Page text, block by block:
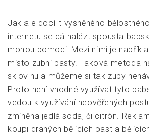
Jak ale docílit vysněného
internetu se dá nalézt spousta
mohou pomoci. Mezi nimi je
místo zubní pasty. Taková metoda
sklovinu a můžeme si tak zuby
Proto není vhodné využívat tyto
vedou k využívání neověřených
zmíněna jedlá soda, či citrón.
koupi drahých bělících past a